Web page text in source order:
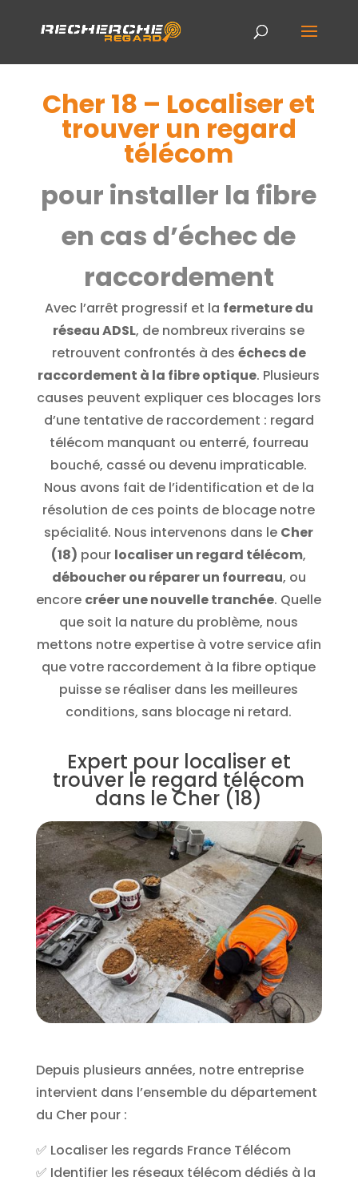
Cher 18 – Localiser et
trouver un regard
télécom
pour installer la fibre
en cas d’échec de
raccordement
Avec l’arrêt progressif et la fermeture du
réseau ADSL, de nombreux riverains se
retrouvent confrontés à des échecs de
raccordement à la fibre optique. Plusieurs
causes peuvent expliquer ces blocages lors
d’une tentative de raccordement : regard
télécom manquant ou enterré, fourreau
bouché, cassé ou devenu impraticable.
Nous avons fait de l’identification et de la
résolution de ces points de blocage notre
spécialité. Nous intervenons dans le Cher
(18) pour localiser un regard télécom,
déboucher ou réparer un fourreau, ou
encore créer une nouvelle tranchée. Quelle
que soit la nature du problème, nous
mettons notre expertise à votre service afin
que votre raccordement à la fibre optique
puisse se réaliser dans les meilleures
conditions, sans blocage ni retard.
Expert pour localiser et
trouver le regard télécom
dans le Cher (18)
Depuis plusieurs années, notre entreprise
intervient dans l’ensemble du département
du Cher pour :
✅ Localiser les regards France Télécom
✅ Identifier les réseaux télécom dédiés à la